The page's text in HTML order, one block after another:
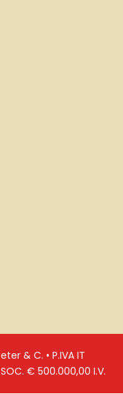
& C. • P.IVA IT
SOC. € 500.000,00 I.V.